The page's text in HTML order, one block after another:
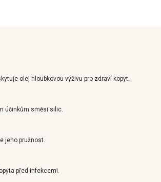
olej hloubkovou výživu pro zdraví kopyt.
účinkům směsi silic.
jeho pružnost.
před infekcemi.